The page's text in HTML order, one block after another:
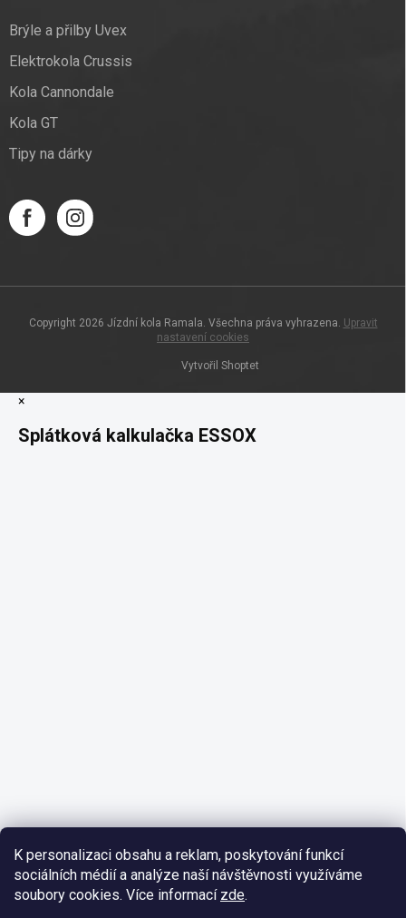
K personalizaci obsahu a reklam, poskytování funkcí
sociálních médií a analýze naší návštěvnosti využíváme
soubory cookies. Více informací zde.
Brýle a přilby Uvex
Elektrokola Crussis
Kola Cannondale
Kola GT
Tipy na dárky
Vytvořil Shoptet
Copyright 2026 Jízdní kola Ramala. Všechna práva vyhrazena. Upravit
nastavení cookies
×
Splátková kalkulačka ESSOX